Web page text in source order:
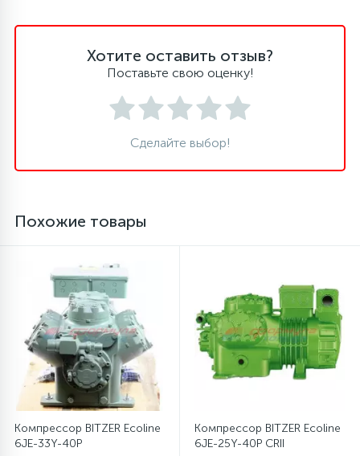
Стекла люка
ТЭНы (нагревательные элементы)
90
Улитки помп
12
Шкивы барабана
Хотите оставить отзыв?
Поставьте свою оценку!
Сделайте выбор!
Похожие товары
Компрессор BITZER Ecoline
6JE-33Y-40P
Компрессор BITZER Ecoline
6JE-25Y-40P CRII